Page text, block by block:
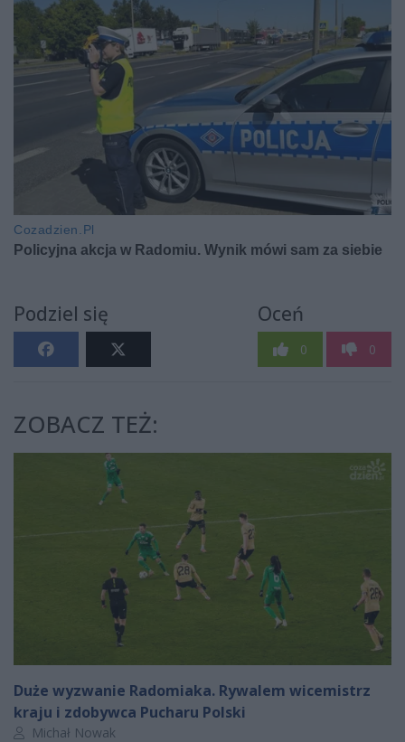
Podziel się Oceń
0 0
ZOBACZ TEŻ:
Duże wyzwanie Radomiaka. Rywalem wicemistrz
kraju i zdobywca Pucharu Polski
Autor artykułu:
Michał Nowak